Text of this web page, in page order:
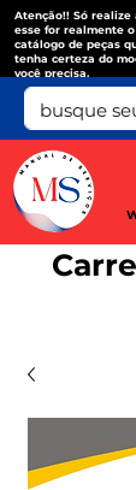
Atenção!! Só realize
esse for realmente
catálogo de peças
tenha certeza do
você precisa.